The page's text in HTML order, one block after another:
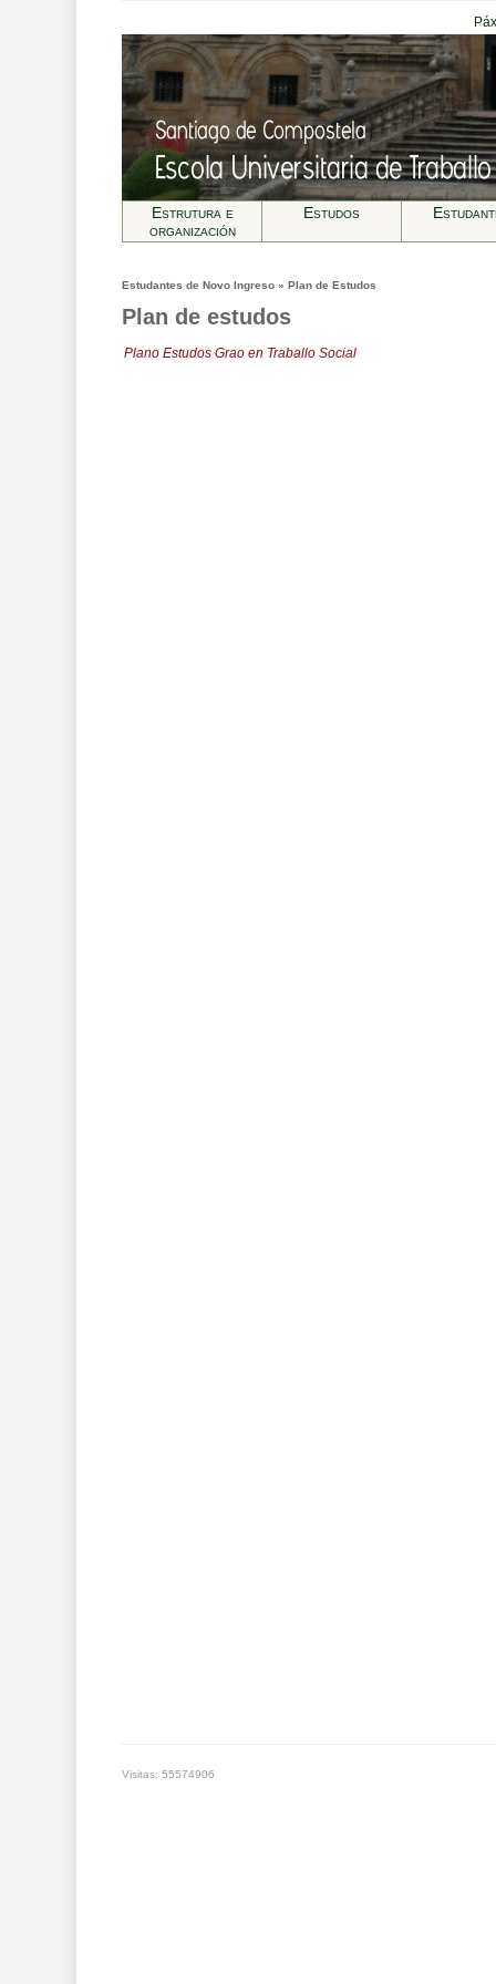
Estrutura e
organización
Estudos
Estudantes de Novo Ingreso » Plan de Estudos
Plan de estudos
Plano Estudos Grao en Traballo Social
Visitas: 55574906